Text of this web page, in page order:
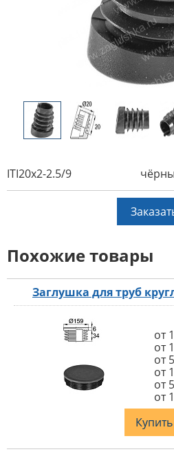
ITI20x2-2.5/9
Похожие товары
Заглушка для труб
от 1
от
от
от
от
от
Купить